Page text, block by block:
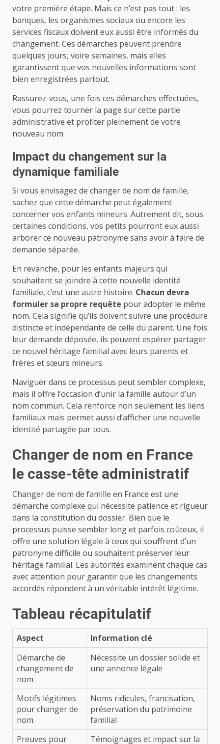
votre première étape. Mais ce n’est pas tout : les
banques, les organismes sociaux ou encore les
services fiscaux doivent eux aussi être informés du
changement. Ces démarches peuvent prendre
quelques jours, voire semaines, mais elles
garantissent que vos nouvelles informations sont
bien enregistrées partout.
Rassurez-vous, une fois ces démarches effectuées,
vous pourrez tourner la page sur cette partie
administrative et profiter pleinement de votre
nouveau nom.
Impact du changement sur la
dynamique familiale
Si vous envisagez de changer de nom de famille,
sachez que cette démarche peut également
concerner vos enfants mineurs. Autrement dit, sous
certaines conditions, vos petits pourront eux aussi
arborer ce nouveau patronyme sans avoir à faire de
demande séparée.
En revanche, pour les enfants majeurs qui
souhaitent se joindre à cette nouvelle identité
familiale, c’est une autre histoire. Chacun devra
formuler sa propre requête pour adopter le même
nom. Cela signifie qu’ils doivent suivre une procédure
distincte et indépendante de celle du parent. Une fois
leur demande déposée, ils peuvent espérer partager
ce nouvel héritage familial avec leurs parents et
frères et sœurs mineurs.
Naviguer dans ce processus peut sembler complexe,
mais il offre l’occasion d’unir la famille autour d’un
nom commun. Cela renforce non seulement les liens
familiaux mais permet aussi d’afficher une nouvelle
identité partagée par tous.
Changer de nom en France
le casse-tête administratif
Changer de nom de famille en France est une
démarche complexe qui nécessite patience et rigueur
dans la constitution du dossier. Bien que le
processus puisse sembler long et parfois coûteux, il
offre une solution légale à ceux qui souffrent d’un
patronyme difficile ou souhaitent préserver leur
héritage familial. Les autorités examinent chaque cas
avec attention pour garantir que les changements
accordés répondent à un véritable intérêt légitime.
Tableau récapitulatif
Aspect
Information clé
Démarche de
changement de
nom
Nécessite un dossier solide et
une annonce légale
Motifs légitimes
pour changer de
nom
Noms ridicules, francisation,
préservation du patrimoine
familial
Preuves pour
Témoignages et impact sur la